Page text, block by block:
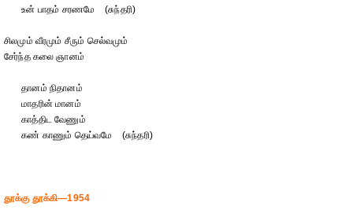
உன் பாதம் சரணமே (சுந்தரி)
சிலமும் வீரமும் சீரும் செல்வமும்
சேர்ந்த கலை ஞானம்
தானம் நிதானம்
மாதரின் மானம்
காத்திட வேணும்
கண் காணும் தெய்வமே (சுந்தரி)
தூக்கு தூக்கி—1954